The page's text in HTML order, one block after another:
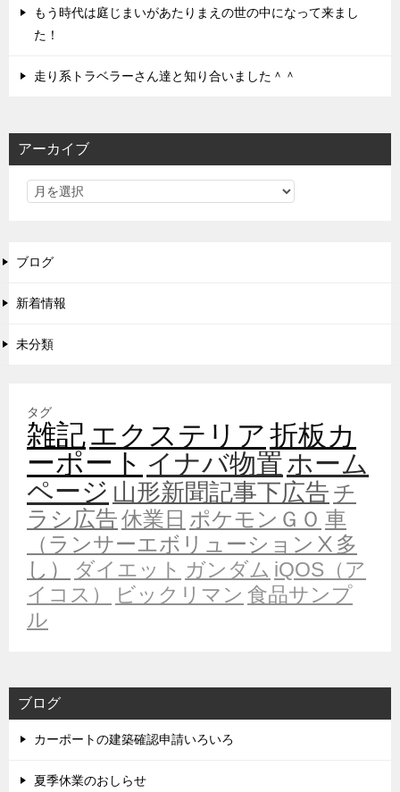
もう時代は庭じまいがあたりまえの世の中になって来まし
た！
走り系トラベラーさん達と知り合いました＾＾
アーカイブ
ブログ
新着情報
未分類
タグ
雑記エクステリア折板カ
ーポート イナバ物置ホーム
ページ 山形新聞記事下広告 チ
ラシ広告休業日 ポケモンＧＯ 車
（ランサーエボリューションⅩ多
し）
ダイエット ガンダム iQOS（ア
イコス）
ビックリマン 食品サンプ
ル
ブログ
カーポートの建築確認申請いろいろ
夏季休業のおしらせ